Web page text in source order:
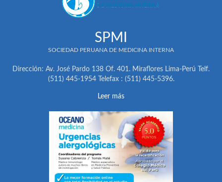
SPMI
SOCIEDAD PERUANA DE MEDICINA INTERNA
Dirección: Av. José Pardo 138 Of. 401. Miraflores Lima-Perú Telf.
(511) 445-1954 Telefax : (511) 445-5396.
Leer más